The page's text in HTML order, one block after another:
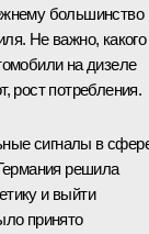
большинство
Не важно, какого
на дизеле
рост потребления.
сигналы в
решила
и выйти
принято